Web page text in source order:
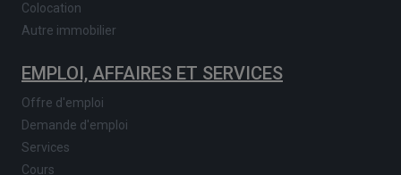
Colocation
Autre immobilier
EMPLOI, AFFAIRES ET SERVICES
Offre d'emploi
Demande d'emploi
Services
Cours